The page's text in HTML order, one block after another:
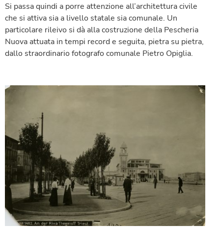
Si passa quindi a porre attenzione all’architettura civile
che si attiva sia a livello statale sia comunale. Un
particolare rileivo si dà alla costruzione della Pescheria
Nuova attuata in tempi record e seguita, pietra su pietra,
dallo straordinario fotografo comunale Pietro Opiglia.